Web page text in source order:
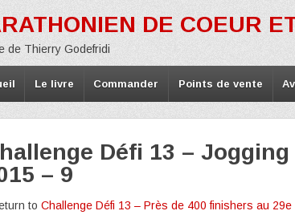
DE COEUR
de Thierry Godefridi
Le livre Commander Points de vente
Défi 13 – Jogging
– 9
to Challenge Défi 13 – Près de 400 finishers au